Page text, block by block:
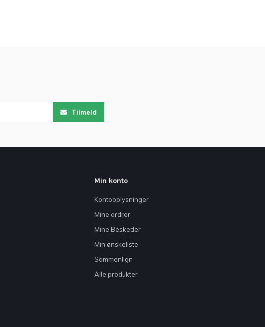
Tilmeld
Min konto
Kontooplysninger
Mine ordrer
Mine Beskeder
Min ønskeliste
Sammenlign
Alle produkter